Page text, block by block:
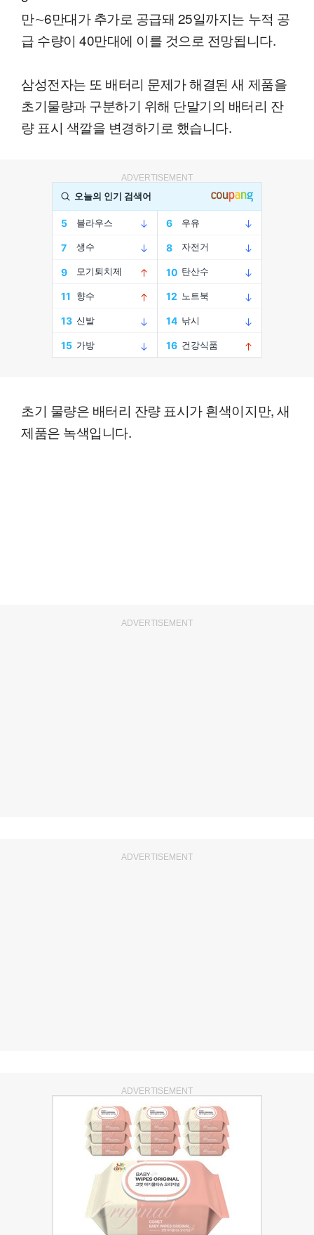
만∼6만대가 추가로 공급돼 25일까지는 누적 공
급 수량이 40만대에 이를 것으로 전망됩니다.
삼성전자는 또 배터리 문제가 해결된 새 제품을
초기물량과 구분하기 위해 단말기의 배터리 잔
량 표시 색깔을 변경하기로 했습니다.
ADVERTISEMENT
초기 물량은 배터리 잔량 표시가 흰색이지만, 새
제품은 녹색입니다.
ADVERTISEMENT
ADVERTISEMENT
ADVERTISEMENT